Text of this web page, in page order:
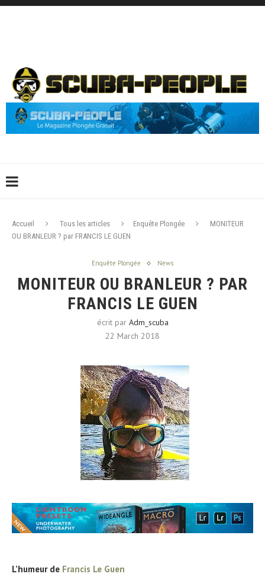
Accueil Tous les articles Enquête Plongée
MONITEUR
OU BRANLEUR ? par FRANCIS LE GUEN
Enquête Plongée News
MONITEUR OU BRANLEUR ? PAR
FRANCIS LE GUEN
écrit par Adm_scuba
22 March 2018
L’humeur de Francis Le Guen